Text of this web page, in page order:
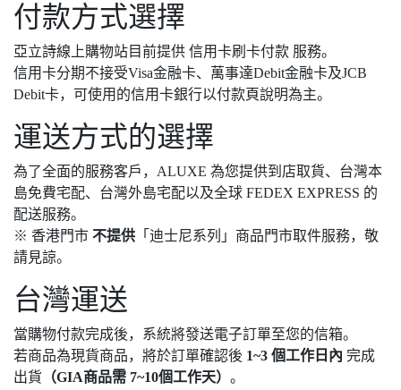
付款方式選擇
亞立詩線上購物站目前提供 信用卡刷卡付款 服務。
信用卡分期不接受Visa金融卡、萬事達Debit金融卡及JCB
Debit卡，可使用的信用卡銀行以付款頁說明為主。
運送方式的選擇
為了全面的服務客戶，ALUXE 為您提供到店取貨、台灣本
島免費宅配、台灣外島宅配以及全球 FEDEX EXPRESS 的
配送服務。
※ 香港門市 不提供 「迪士尼系列」商品門市取件服務，敬
請見諒。
台灣運送
當購物付款完成後，系統將發送電子訂單至您的信箱。
若商品為現貨商品，將於訂單確認後 1~3 個工作日內 完成
出貨 （GIA商品需 7~10個工作天） 。